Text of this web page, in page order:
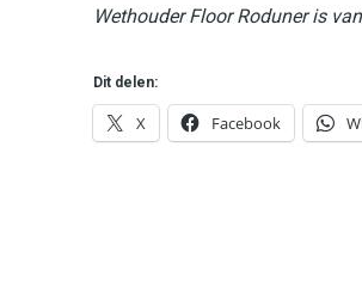
Wethouder Floor Roduner is
Dit delen:
X Facebook